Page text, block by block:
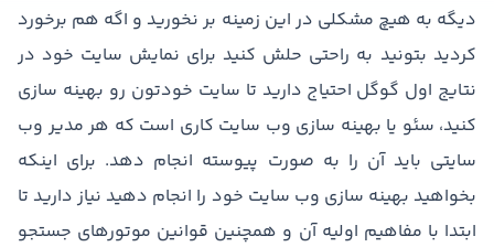
دیگه به هیچ مشکلی در این زمینه بر نخورید و اگه هم برخورد
کردید بتونید به راحتی حلش کنید برای نمایش سایت خود در
نتایج اول گوگل احتیاج دارید تا سایت خودتون رو بهینه سازی
کنید، سئو یا بهینه سازی وب سایت کاری است که هر مدیر وب
سایتی باید آن را به صورت پیوسته انجام دهد. برای اینکه
بخواهید بهینه سازی وب سایت خود را انجام دهید نیاز دارید تا
ابتدا با مفاهیم اولیه آن و همچنین قوانین موتورهای جستجو